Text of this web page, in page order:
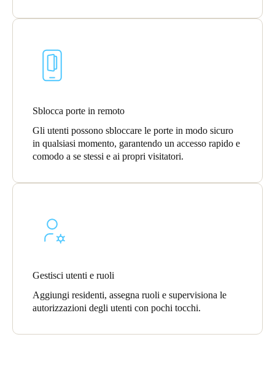
Sblocca porte in remoto
Gli utenti possono sbloccare le porte in modo sicuro
in qualsiasi momento, garantendo un accesso rapido e
comodo a se stessi e ai propri visitatori.
Gestisci utenti e ruoli
Aggiungi residenti, assegna ruoli e supervisiona le
autorizzazioni degli utenti con pochi tocchi.